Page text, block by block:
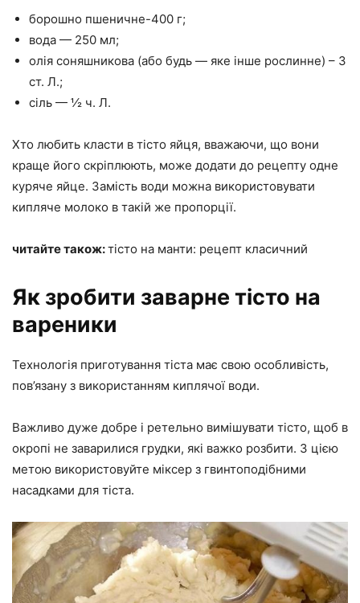
борошно пшеничне-400 г;
вода — 250 мл;
олія соняшникова (або будь — яке інше рослинне) – 3
ст. Л.;
сіль — ½ ч. Л.
Хто любить класти в тісто яйця, вважаючи, що вони
краще його скріплюють, може додати до рецепту одне
куряче яйце. Замість води можна використовувати
кипляче молоко в такій же пропорції.
читайте також:тісто на манти: рецепт класичний
Як зробити заварне тісто на
вареники
Технологія приготування тіста має свою особливість,
пов’язану з використанням киплячої води.
Важливо дуже добре і ретельно вимішувати тісто, щоб в
окропі не заварилися грудки, які важко розбити. З цією
метою використовуйте міксер з гвинтоподібними
насадками для тіста.